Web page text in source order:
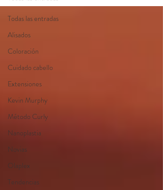
Todas las entradas
Alisados
Coloración
Cuidado cabello
Extensiones
Kevin Murphy
Método Curly
Nanoplastia
Novias
Olaplex
Tendencias